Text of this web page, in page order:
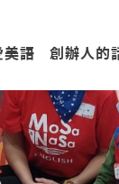
美語 創辦人的